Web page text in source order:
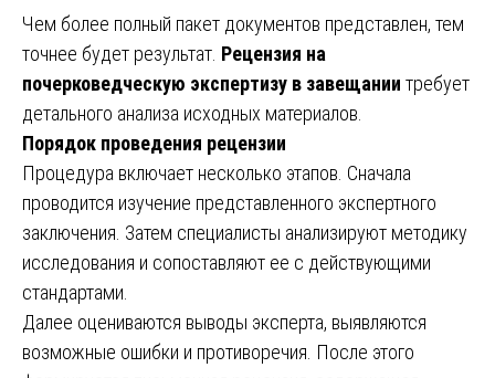
Чем более полный пакет документов представлен, тем
точнее будет результат. Рецензия на
почерковедческую экспертизу в завещании требует
детального анализа исходных материалов.
Порядок проведения рецензии
Процедура включает несколько этапов. Сначала
проводится изучение представленного экспертного
заключения. Затем специалисты анализируют методику
исследования и сопоставляют ее с действующими
стандартами.
Далее оцениваются выводы эксперта, выявляются
возможные ошибки и противоречия. После этого